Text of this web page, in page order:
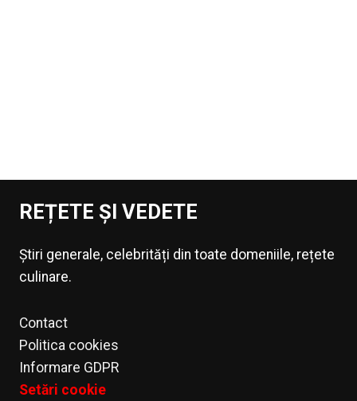
REȚETE ȘI VEDETE
Știri generale, celebrități din toate domeniile, rețete
culinare.
Contact
Politica cookies
Informare GDPR
Setări cookie